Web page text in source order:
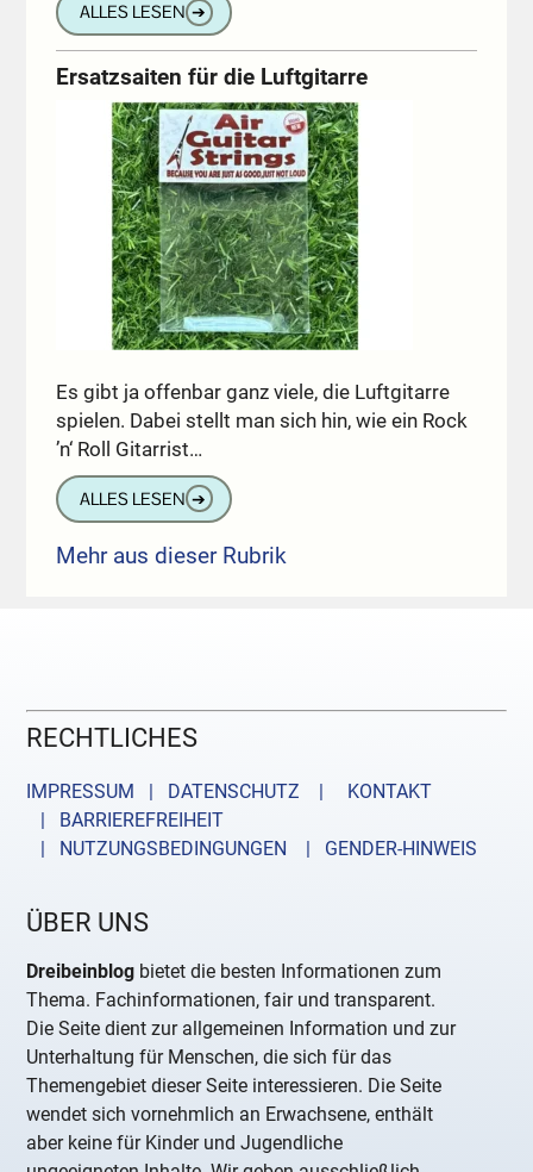
ALLES LESEN ➔
Ersatzsaiten für die Luftgitarre
Es gibt ja offenbar ganz viele, die Luftgitarre
spielen. Dabei stellt man sich hin, wie ein Rock
’n‘ Roll Gitarrist…
ALLES LESEN ➔
Mehr aus dieser Rubrik
RECHTLICHES
IMPRESSUM | DATENSCHUTZ |
KONTAKT
| BARRIEREFREIHEIT
| NUTZUNGSBEDINGUNGEN
| GENDER-HINWEIS
ÜBER UNS
Dreibeinblog bietet die besten Informationen zum
Thema. Fachinformationen, fair und transparent.
Die Seite dient zur allgemeinen Information und zur
Unterhaltung für Menschen, die sich für das
Themengebiet dieser Seite interessieren. Die Seite
wendet sich vornehmlich an Erwachsene, enthält
aber keine für Kinder und Jugendliche